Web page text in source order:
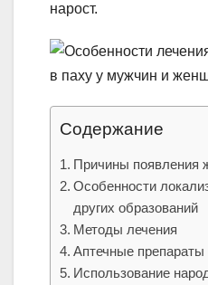
нарост.
Содержание
Причины появления
Особенности
других образований
Методы лечения
Аптечные препараты
Использование